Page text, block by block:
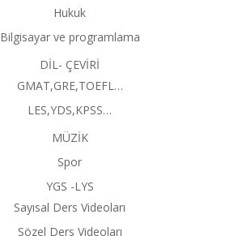
Hukuk
Bilgisayar ve programlama
DİL- ÇEVİRİ
GMAT,GRE,TOEFL…
LES,YDS,KPSS…
MÜZİK
Spor
YGS -LYS
Sayısal Ders Videoları
Sözel Ders Videoları